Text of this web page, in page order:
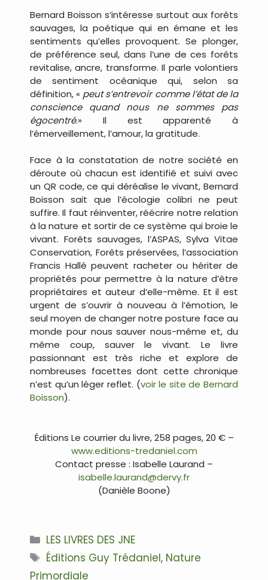
Bernard Boisson s’intéresse surtout aux forêts
sauvages, la poétique qui en émane et les
sentiments qu’elles provoquent. Se plonger,
de préférence seul, dans l’une de ces forêts
revitalise, ancre, transforme. Il parle volontiers
de sentiment océanique qui, selon sa
définition, « peut s’entrevoir comme l’état de la
conscience quand nous ne sommes pas
égocentré.» Il est apparenté à
l’émerveillement, l’amour, la gratitude.
Face à la constatation de notre société en
déroute où chacun est identifié et suivi avec
un QR code, ce qui déréalise le vivant, Bernard
Boisson sait que l’écologie colibri ne peut
suffire. Il faut réinventer, réécrire notre relation
à la nature et sortir de ce système qui broie le
vivant. Forêts sauvages, l’ASPAS, Sylva Vitae
Conservation, Forêts préservées, l’association
Francis Hallé peuvent racheter ou hériter de
propriétés pour permettre à la nature d’être
propriétaires et auteur d’elle-même. Et il est
urgent de s’ouvrir à nouveau à l’émotion, le
seul moyen de changer notre posture face au
monde pour nous sauver nous-même et, du
même coup, sauver le vivant. Le livre
passionnant est très riche et explore de
nombreuses facettes dont cette chronique
n’est qu’un léger reflet. (voir le site de Bernard
Boisson).
Éditions Le courrier du livre, 258 pages, 20 € –
www.editions-tredaniel.com
Contact presse : Isabelle Laurand –
isabelle.laurand@dervy.fr
(Danièle Boone)
Catégories
LES LIVRES DES JNE
Étiquettes
Éditions Guy Trédaniel, Nature
Primordiale